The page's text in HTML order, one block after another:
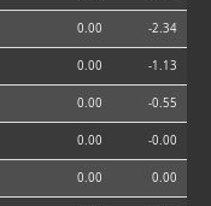
0.00 -2.34
0.00 -1.13
0.00 -0.55
0.00 -0.00
0.00 0.00